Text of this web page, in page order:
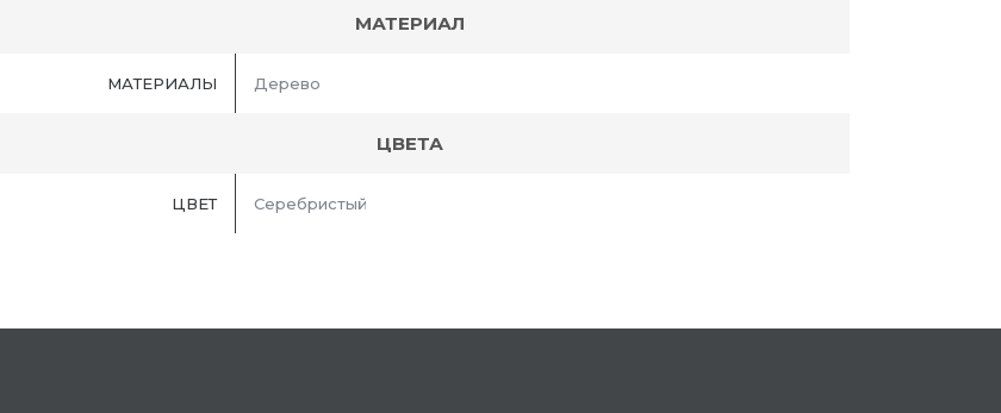
МАТЕРИАЛ
МАТЕРИАЛЫ Дерево
ЦВЕТА
ЦВЕТ Серебристый